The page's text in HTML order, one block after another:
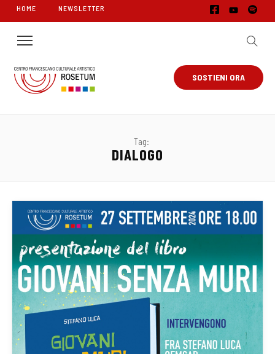
HOME NEWSLETTER
SOSTIENI ORA
Tag:
DIALOGO